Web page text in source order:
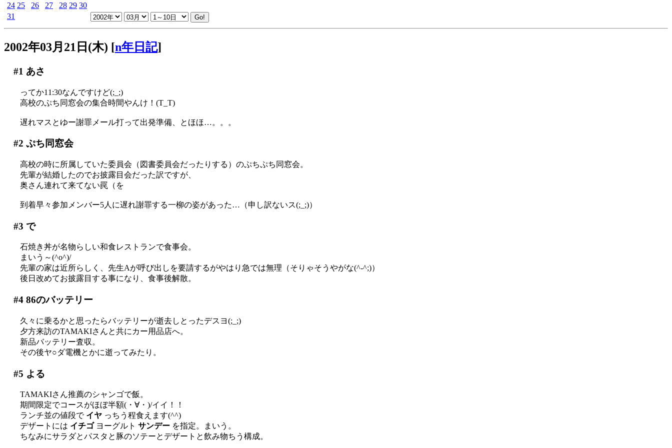
24 25 26 27 28 29 30
31
2002年03月21日(木) [n年日記]
#1 あさ
ってか11:30なんですけど(;_;)
高校のぷち同窓会の集合時間やんけ！(T_T)
遅れマスとゆー謝罪メール打って出発準備、とほほ…。。。
#2 ぷち同窓会
高校の時に所属していた委員会（図書委員会だったりする）のぷちぷち同窓会。
先輩が結婚したのでお披露目会だった訳ですが、
奥さん連れて来てない罠（を
到着早々参加メンバー5人に遅れ謝罪する一柳の姿があった…（申し訳ないス(;_;)）
#3 で
石焼き丼が名物らしい和食レストランで食事会。
まいう～(^o^)/
先輩の家は近所らしく、先生Aが呼び出しを要請するがやはり急では無理（そりゃそうやがな(^-^;)）
後日改めてお披露目する事になり、食事後解散。
#486のバッテリー
久々に乗るかと思ったらバッテリーが逝去しとったデスヨ(;_;)
夕方来訪のTAMAKIさんと共にカー用品店へ。
新品バッテリー査収。
その後ヤ○ダ電機とかに逝ってみたり。
#5 よる
TAMAKIさん推薦のシャンゴで飯。
期間限定でコースがほぼ半額(・∀・)/イイ！！
ランチ並の値段で イヤ っちう程食えます(^^)
デザートには イチゴヨーグルト サンデー を指定。まいう。
ちなみにサラダとパスタと豚のソテーとデザートと飲み物ちう構成。